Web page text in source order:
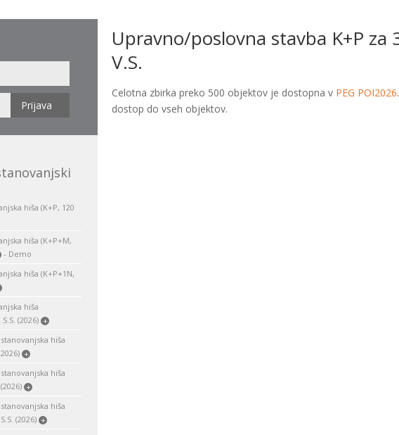
hiša (K+P, 120
hiša (K+P+M,
- Demo
hiša (K+P+1N,
hiša
(2026) +
hiša
+
hiša
+
hiša
(2026) +
Upravno/poslovna stavba K+P za
V.S.
Celotna zbirka preko 500 objektov je dostopna v PEG POI2026
dostop do vseh objektov.